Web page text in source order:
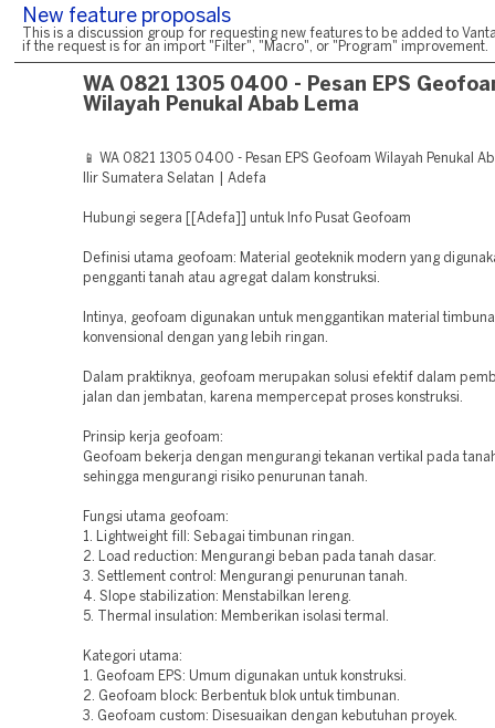
New feature proposals
This is a discussion group for requesting new features to be added to
if the request is for an import "Filter", "Macro", or "Program" improvement.
WA 0821 1305 0400 - Pesan EPS
Wilayah Penukal Abab Lema
📱 WA 0821 1305 0400 - Pesan EPS Geofoam Wilayah Penukal
Ilir Sumatera Selatan | Adefa
Hubungi segera [[Adefa]] untuk Info Pusat Geofoam
Definisi utama geofoam: Material geoteknik modern yang
pengganti tanah atau agregat dalam konstruksi.
Intinya, geofoam digunakan untuk menggantikan material
konvensional dengan yang lebih ringan.
Dalam praktiknya, geofoam merupakan solusi efektif dalam
jalan dan jembatan, karena mempercepat proses konstruksi.
Prinsip kerja geofoam:
Geofoam bekerja dengan mengurangi tekanan vertikal pada
sehingga mengurangi risiko penurunan tanah.
Fungsi utama geofoam:
1. Lightweight fill: Sebagai timbunan ringan.
2. Load reduction: Mengurangi beban pada tanah dasar.
3. Settlement control: Mengurangi penurunan tanah.
4. Slope stabilization: Menstabilkan lereng.
5. Thermal insulation: Memberikan isolasi termal.
Kategori utama:
1. Geofoam EPS: Umum digunakan untuk konstruksi.
2. Geofoam block: Berbentuk blok untuk timbunan.
3. Geofoam custom: Disesuaikan dengan kebutuhan proyek.